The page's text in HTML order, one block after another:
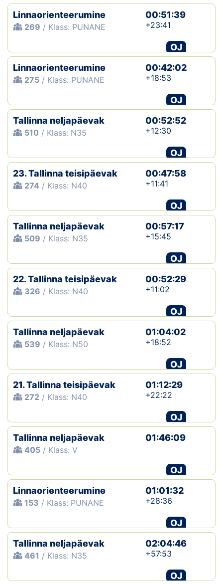
Linnaorienteerumine
269 / Klass: PUNANE
00:51:39
+23:41
OJ
Linnaorienteerumine
275 / Klass: PUNANE
00:42:02
+18:53
OJ
Tallinna neljapäevak
510 / Klass: N35
00:52:52
+12:30
OJ
23. Tallinna teisipäevak
274 / Klass: N40
00:47:58
+11:41
OJ
Tallinna neljapäevak
509 / Klass: N35
00:57:17
+15:45
OJ
22. Tallinna teisipäevak
326 / Klass: N40
00:52:29
+11:02
OJ
Tallinna neljapäevak
539 / Klass: N50
01:04:02
+18:52
OJ
21. Tallinna teisipäevak
272 / Klass: N40
01:12:29
+22:22
OJ
Tallinna neljapäevak
405 / Klass: V
01:46:09
OJ
Linnaorienteerumine
153 / Klass: PUNANE
01:01:32
+28:36
OJ
Tallinna neljapäevak
461 / Klass: N35
02:04:46
+57:53
OJ